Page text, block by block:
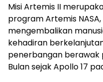
Misi Artemis II
program Artemis
mengembalikan
kehadiran
penerbangan berawak
Bulan sejak Apollo 17